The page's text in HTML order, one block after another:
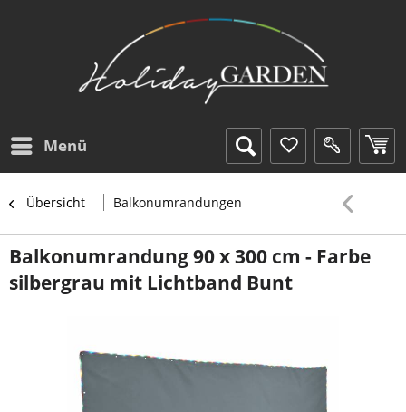
Menü
Übersicht Balkonumrandungen
Balkonumrandung 90 x 300 cm - Farbe
silbergrau mit Lichtband Bunt